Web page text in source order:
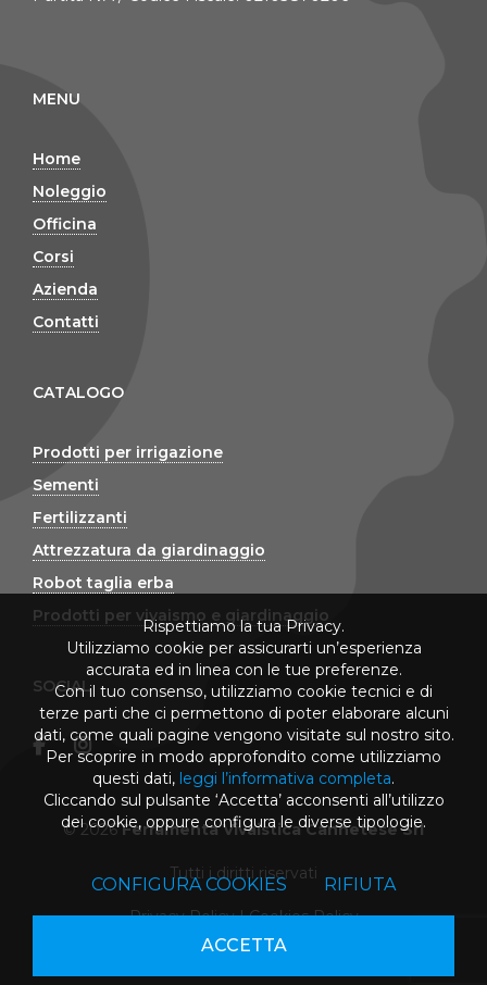
MENU
Home
Noleggio
Officina
Corsi
Azienda
Contatti
CATALOGO
Prodotti per irrigazione
Sementi
Fertilizzanti
Attrezzatura da giardinaggio
Robot taglia erba
Prodotti per vivaismo e giardinaggio
SOCIAL
© 2026Ferramenta Vivaistica Cannetese Srl
Tutti i diritti riservati
Privacy Policy|Cookies Policy
Rispettiamo la tua Privacy.
Utilizziamo cookie per assicurarti un’esperienza
accurata ed in linea con le tue preferenze.
Con il tuo consenso, utilizziamo cookie tecnici e di
terze parti che ci permettono di poter elaborare alcuni
dati, come quali pagine vengono visitate sul nostro sito.
Per scoprire in modo approfondito come utilizziamo
questi dati, leggi l’informativa completa.
Cliccando sul pulsante ‘Accetta’ acconsenti all’utilizzo
dei cookie, oppure configura le diverse tipologie.
CONFIGURA COOKIES RIFIUTA
ACCETTA